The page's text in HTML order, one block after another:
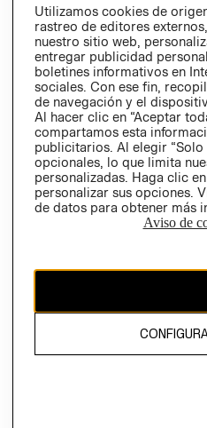
Ecuador ($)
CAMBIAR REGIÓN
propiedad de H&M Hennes &
Utilizamos cookies de
rastreo de editores
nuestro sitio web,
entregar publicidad
boletines informativos en
sociales. Con ese fin,
de navegación y el
Al hacer clic en “Aceptar
compartamos esta
publicitarios. Al elegir “Solo
opcionales, lo que limita
personalizadas. Haga clic
personalizar sus opciones.
de datos para obtener más
Aviso de